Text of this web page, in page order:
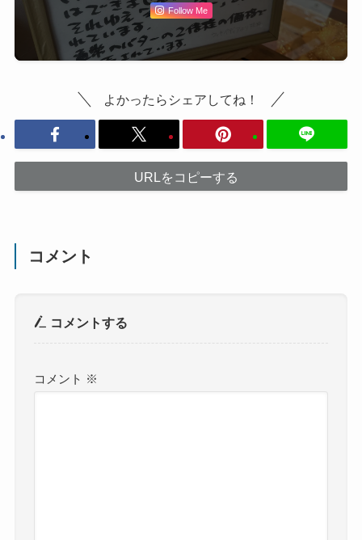
Follow Me
よかったらシェアしてね！
URLをコピーする
コメント
コメントする
コメント ※